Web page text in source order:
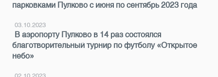
парковками Пулково с июня по сентябрь 2023 года
03.10.2023
В аэропорту Пулково в 14 раз состоялся
благотворительный турнир по футболу «Открытое
небо»